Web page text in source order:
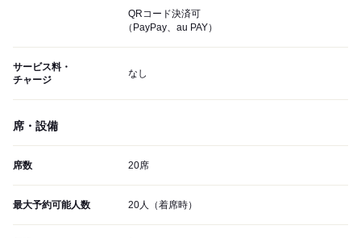
QRコード決済可
（PayPay、au PAY）
サービス料・
チャージ
なし
席・設備
席数 20席
最大予約可能人数 20人（着席時）